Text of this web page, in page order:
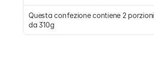
Questa confezione contiene 2 porzioni
da 310g